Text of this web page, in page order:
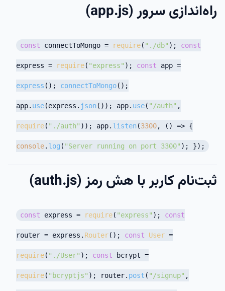
راه‌اندازی سرور (app.js)
const connectToMongo = require( "./db" ); const
express = require( "express" ); const app =
express (); connectToMongo();
app. use(express. json()); app. use( "/auth" ,
require( "./auth" )); app. listen(3300, () => {
console. log ( "Server running on port 3300" ); });
ثبت‌نام کاربر با هش رمز (auth.js)
const express = require( "express" ); const
router = express. Router(); const User =
require( "./User" ); const bcrypt =
require( "bcryptjs" ); router. post ( "/signup" ,